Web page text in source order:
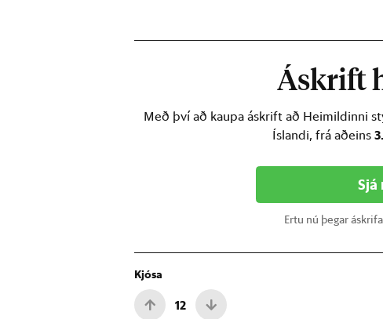
Áskrift
Með því að kaupa áskrift að Heimildinni
Íslandi, frá aðeins
Sjá
Ertu nú þegar
Kjósa
12